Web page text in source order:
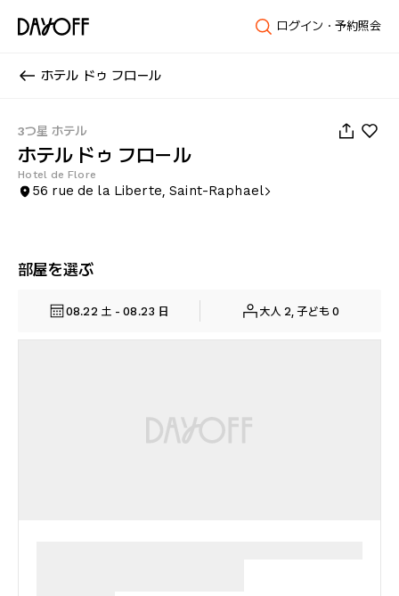
ログイン・予約照会
ホテル ドゥ フロール
3つ星 ホテル
ホテル ドゥ フロール
Hotel de Flore
56 rue de la Liberte, Saint-Raphael
部屋を選ぶ
08.22 土 - 08.23 日 大人 2, 子ども 0